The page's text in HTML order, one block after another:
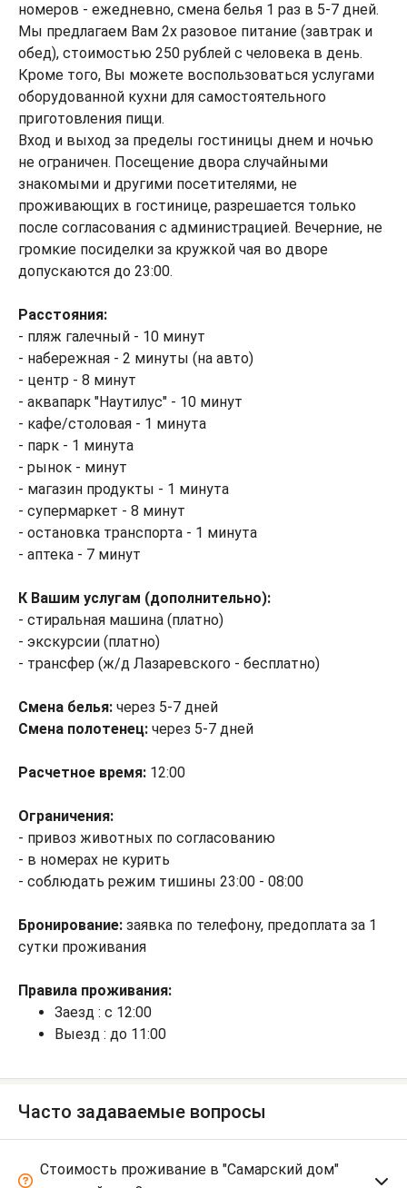
номеров - ежедневно, смена белья 1 раз в 5-7 дней.
Мы предлагаем Вам 2х разовое питание (завтрак и
обед), стоимостью 250 рублей с человека в день.
Кроме того, Вы можете воспользоваться услугами
оборудованной кухни для самостоятельного
приготовления пищи.
Вход и выход за пределы гостиницы днем и ночью
не ограничен. Посещение двора случайными
знакомыми и другими посетителями, не
проживающих в гостинице, разрешается только
после согласования с администрацией. Вечерние, не
громкие посиделки за кружкой чая во дворе
допускаются до 23:00.
Расстояния:
- пляж галечный - 10 минут
- набережная - 2 минуты (на авто)
- центр - 8 минут
- аквапарк "Наутилус" - 10 минут
- кафе/столовая - 1 минута
- парк - 1 минута
- рынок - минут
- магазин продукты - 1 минута
- супермаркет - 8 минут
- остановка транспорта - 1 минута
- аптека - 7 минут
К Вашим услугам (дополнительно):
- стиральная машина (платно)
- экскурсии (платно)
- трансфер (ж/д Лазаревского - бесплатно)
Смена белья: через 5-7 дней
Смена полотенец: через 5-7 дней
Расчетное время: 12:00
Ограничения:
- привоз животных по согласованию
- в номерах не курить
- соблюдать режим тишины 23:00 - 08:00
Бронирование: заявка по телефону, предоплата за 1
сутки проживания
Правила проживания:
Заезд : с 12:00
Выезд : до 11:00
Часто задаваемые вопросы
Стоимость проживание в "Самарский дом"